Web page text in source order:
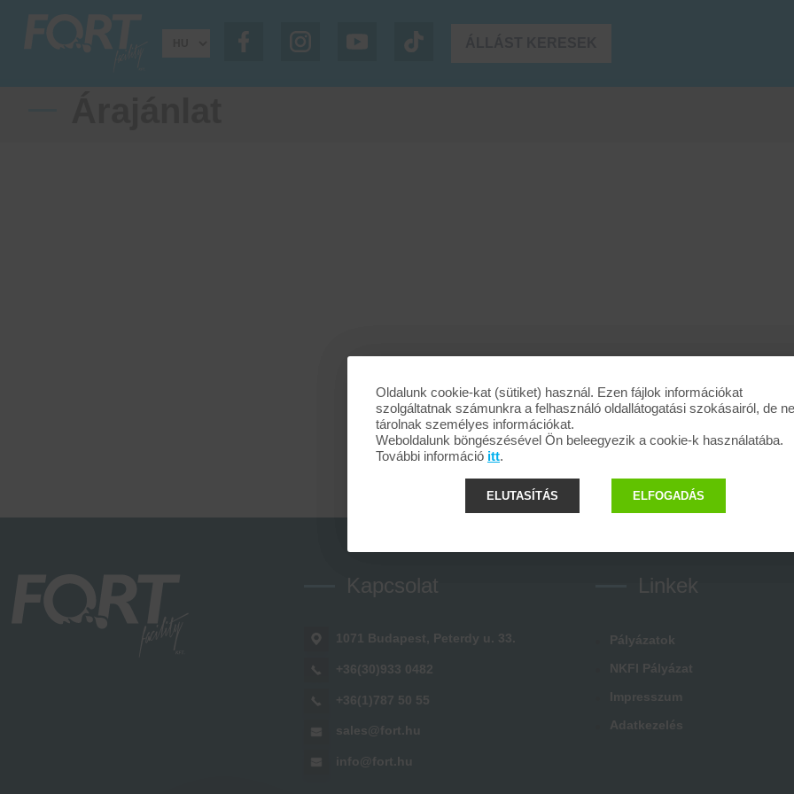
Kapcsolat
1071 Budapest, Peterdy u. 33.
+36(30)933 0482
+36(1)787 50 55
sales@fort.hu
info@fort.hu
Linkek
Pályázatok
NKFI Pályázat
Impresszum
Adatkezelés
Oldalunk cookie-kat (sütiket) használ. Ezen fájlok információkat
szolgáltatnak számunkra a felhasználó oldallátogatási szokásairól, de
tárolnak személyes információkat.
Weboldalunk böngészésével Ön beleegyezik a cookie-k használatába.
További információ itt.
ELUTASÍTÁS ELFOGADÁS